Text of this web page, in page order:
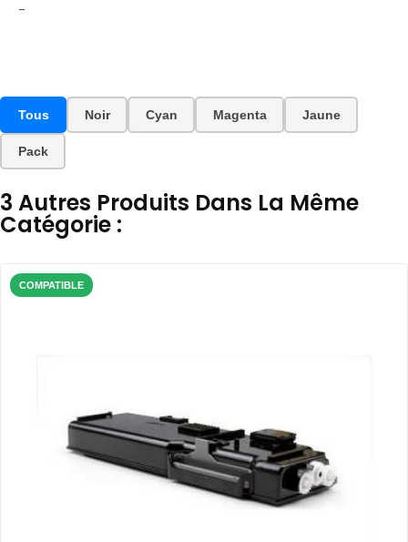
-
Tous Noir Cyan Magenta Jaune
Pack
3 Autres Produits Dans La Même
Catégorie :
COMPATIBLE